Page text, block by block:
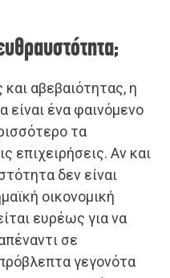
αβεβαιότητας, η
είναι ένα φαινόμενο
τα
επιχειρήσεις. Αν και
δεν είναι
οικονομική
ευρέως για να
σε
γεγονότα